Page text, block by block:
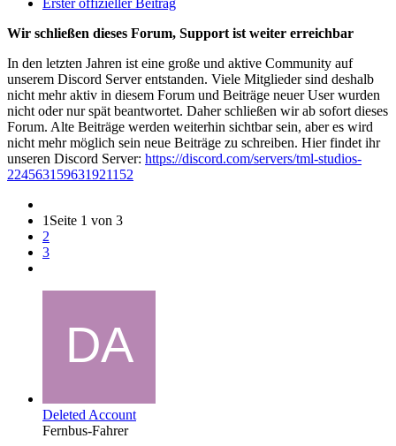
Wir schließen dieses Forum, Support ist weiter erreichbar
In den letzten Jahren ist eine große und aktive Community auf
unserem Discord Server entstanden. Viele Mitglieder sind deshalb
nicht mehr aktiv in diesem Forum und Beiträge neuer User wurden
nicht oder nur spät beantwortet. Daher schließen wir ab sofort dieses
Forum. Alte Beiträge werden weiterhin sichtbar sein, aber es wird
nicht mehr möglich sein neue Beiträge zu schreiben. Hier findet ihr
unseren Discord Server: https://discord.com/servers/tml-studios-
224563159631921152
1 Seite 1 von 3
2
3
Deleted Account
Fernbus-Fahrer